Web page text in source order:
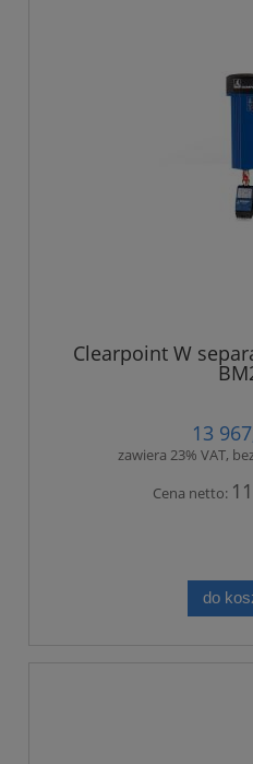
Clearpoint W
13
zawiera 23% VAT,
Cena netto:
do